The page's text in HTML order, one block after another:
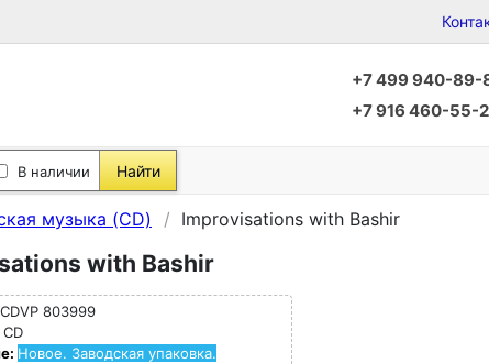
+7 499 940-89-
+7 916 460-55-
В наличии Найти
музыка (CD) Improvisations with Bashir
with Bashir
CDVP 803999
CD
Новое. Заводская упаковка.